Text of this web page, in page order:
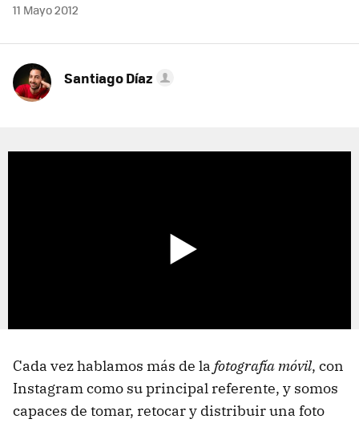
11 Mayo 2012
Santiago Díaz
Cada vez hablamos más de la fotografía móvil, con
Instagram como su principal referente, y somos
capaces de tomar, retocar y distribuir una foto